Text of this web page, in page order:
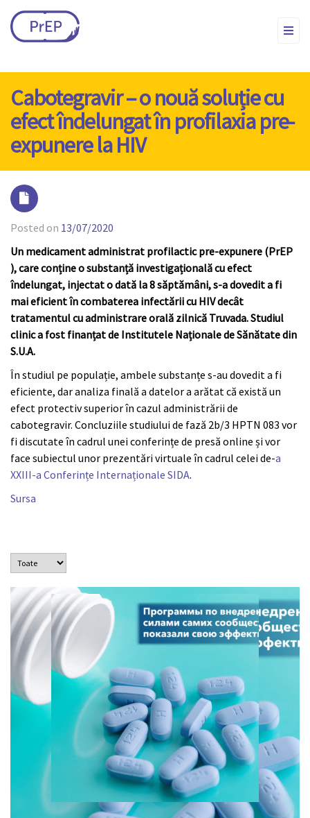
Cabotegravir – o nouă soluție cu
efect îndelungat în profilaxia pre-
expunere la HIV
Posted on 13/07/2020
Un medicament administrat profilactic pre-expunere (PrEP
), care conține o substanță investigațională cu efect
îndelungat, injectat o dată la 8 săptămâni, s-a dovedit a fi
mai eficient în combaterea infectării cu HIV decât
tratamentul cu administrare orală zilnică Truvada. Studiul
clinic a fost finanțat de Institutele Naționale de Sănătate din
S.U.A.
În studiul pe populație, ambele substanțe s-au dovedit a fi
eficiente, dar analiza finală a datelor a arătat că există un
efect protectiv superior în cazul administrării de
cabotegravir. Concluziile studiului de fază 2b/3 HPTN 083 vor
fi discutate în cadrul unei conferințe de presă online și vor
face subiectul unor prezentări virtuale în cadrul celei de-a
XXIII-a Conferințe Internaționale SIDA.
Sursa
Программы, осуществляемые под руководством
ключевых групп населения, заполняют пробелы в
традиционных программах государства